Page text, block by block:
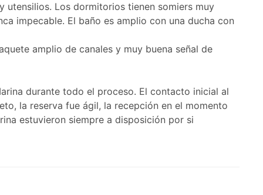
utensilios. Los dormitorios tienen somiers muy
impecable. El baño es amplio con una ducha con
amplio de canales y muy buena señal de
durante todo el proceso. El contacto inicial al
la reserva fue ágil, la recepción en el momento
estuvieron siempre a disposición por si